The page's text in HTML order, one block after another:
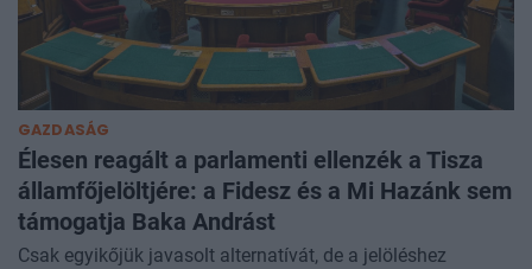
GAZDASÁG
Élesen reagált a parlamenti ellenzék a Tisza
államfőjelöltjére: a Fidesz és a Mi Hazánk sem
támogatja Baka Andrást
Csak egyikőjük javasolt alternatívát, de a jelöléshez